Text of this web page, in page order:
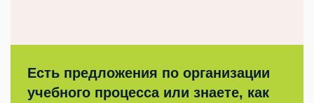
Есть предложения по организации
учебного процесса или знаете, как